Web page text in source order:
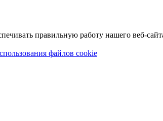
правильную работу нашего веб-
файлов cookie